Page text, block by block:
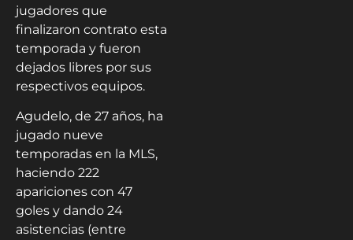
jugadores que
finalizaron contrato esta
temporada y fueron
dejados libres por sus
respectivos equipos.
Agudelo, de 27 años, ha
jugado nueve
temporadas en la MLS,
haciendo 222
apariciones con 47
goles y dando 24
asistencias (entre